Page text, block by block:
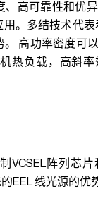
、高可靠性和优
。多结技术代表
。 高功率密度可
热负载，高斜
VCSEL阵列芯
EEL 线光源的优